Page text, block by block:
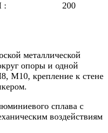
: 200
металлической
опоры и одной
М10, крепление к стене
сплава с
воздействиям